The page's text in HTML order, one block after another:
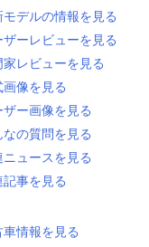
デルの情報を見る
ーレビューを見る
レビューを見る
像を見る
ー画像を見る
の質問を見る
ュースを見る
事を見る
情報を見る